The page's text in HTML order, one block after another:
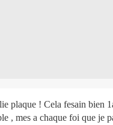
plaque ! Cela fesain bien
, mes a chaque foi que je